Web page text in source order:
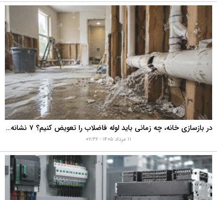
در بازسازی خانه، چه زمانی باید لوله فاضلاب را تعویض کنیم؟ ۷ نشانه‌ای که نباید نادیده بگیرید